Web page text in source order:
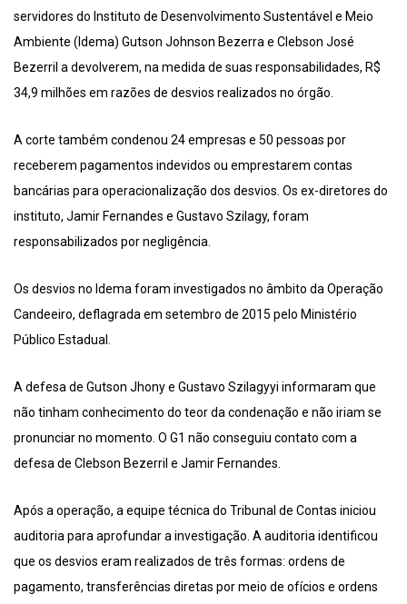
servidores do Instituto de Desenvolvimento Sustentável e Meio
Ambiente (Idema) Gutson Johnson Bezerra e Clebson José
Bezerril a devolverem, na medida de suas responsabilidades, R$
34,9 milhões em razões de desvios realizados no órgão.
A corte também condenou 24 empresas e 50 pessoas por
receberem pagamentos indevidos ou emprestarem contas
bancárias para operacionalização dos desvios. Os ex-diretores do
instituto, Jamir Fernandes e Gustavo Szilagy, foram
responsabilizados por negligência.
Os desvios no Idema foram investigados no âmbito da Operação
Candeeiro, deflagrada em setembro de 2015 pelo Ministério
Público Estadual.
A defesa de Gutson Jhony e Gustavo Szilagyyi informaram que
não tinham conhecimento do teor da condenação e não iriam se
pronunciar no momento. O G1 não conseguiu contato com a
defesa de Clebson Bezerril e Jamir Fernandes.
Após a operação, a equipe técnica do Tribunal de Contas iniciou
auditoria para aprofundar a investigação. A auditoria identificou
que os desvios eram realizados de três formas: ordens de
pagamento, transferências diretas por meio de ofícios e ordens